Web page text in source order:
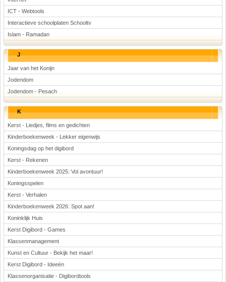
ICT - Webtools
Interactieve schoolplaten Schooltv
Islam - Ramadan
J
Jaar van het Konijn
Jodendom
Jodendom - Pesach
K
Kerst - Liedjes, films en gedichten
Kinderboekenweek - Lekker eigenwijs
Koningsdag op het digibord
Kerst - Rekenen
Kinderboekenweek 2025: Vol avontuur!
Koningsspelen
Kerst - Verhalen
Kinderboekenweek 2026: Spot aan!
Koninklijk Huis
Kerst Digibord - Games
Klassenmanagement
Kunst en Cultuur - Bekijk het maar!
Kerst Digibord - Ideeën
Klassenorganisatie - Digibordtools